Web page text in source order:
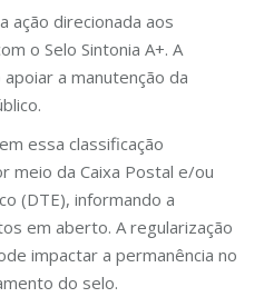
ação direcionada aos
o Selo Sintonia A+. A
a manutenção da
essa classificação
meio da Caixa Postal e/ou
(DTE), informando a
em aberto. A regularização
impactar a permanência no
do selo.